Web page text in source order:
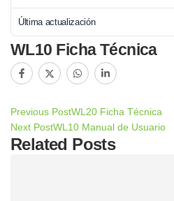
Última actualización
WL10 Ficha Técnica
Previous PostWL20 Ficha Técnica
Next PostWL10 Manual de Usuario
Related Posts